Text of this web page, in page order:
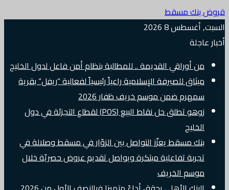
قروض بنك مسقط
السبت, أغسطس 8 2026
أخبار عاجلة
من أوراقي القديمة .. للمطالبة بنظام أمن فاعل لدول الخليج
ميثاق للصيرفة الإسلامية راعياً رئيسياً لفعالية “ريفل” بقرية
سمهرم ضمن موسم خريف ظفار 2026
زوهو تطلق حل نقاط البيع (POS) لقطاع التجزئة في دول
الخليج
بنك مسقط يعزّز التواصل بين الزوّار في مسقط وصلالة في
تجربة تفاعلية مبتكرة ويواصل تقديم عروض حصريّة خلال
موسم الخريف